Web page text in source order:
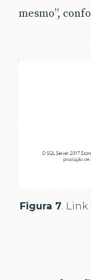
mesmo”,
Figura 7.